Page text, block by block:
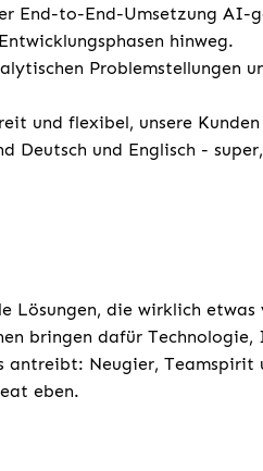
End-to-End-Umsetzung AI-
hinweg.
Problemstellungen
und flexibel, unsere
Deutsch und Englisch -
die wirklich etwas
bringen dafür
antreibt: Neugier,
eben.